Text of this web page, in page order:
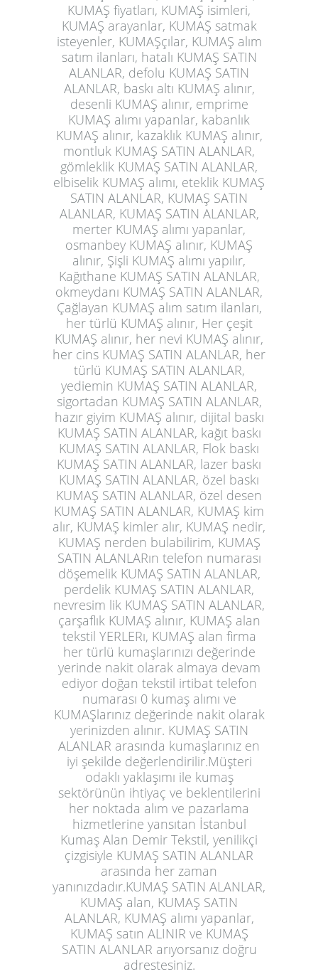
KUMAŞ fiyatları, KUMAŞ isimleri,
KUMAŞ arayanlar, KUMAŞ satmak
isteyenler, KUMAŞçılar, KUMAŞ alım
satım ilanları, hatalı KUMAŞ SATIN
ALANLAR, defolu KUMAŞ SATIN
ALANLAR, baskı altı KUMAŞ alınır,
desenli KUMAŞ alınır, emprime
KUMAŞ alımı yapanlar, kabanlık
KUMAŞ alınır, kazaklık KUMAŞ alınır,
montluk KUMAŞ SATIN ALANLAR,
gömleklik KUMAŞ SATIN ALANLAR,
elbiselik KUMAŞ alımı, eteklik KUMAŞ
SATIN ALANLAR, KUMAŞ SATIN
ALANLAR, KUMAŞ SATIN ALANLAR,
merter KUMAŞ alımı yapanlar,
osmanbey KUMAŞ alınır, KUMAŞ
alınır, Şişli KUMAŞ alımı yapılır,
Kağıthane KUMAŞ SATIN ALANLAR,
okmeydanı KUMAŞ SATIN ALANLAR,
Çağlayan KUMAŞ alım satım ilanları,
her türlü KUMAŞ alınır, Her çeşit
KUMAŞ alınır, her nevi KUMAŞ alınır,
her cins KUMAŞ SATIN ALANLAR, her
türlü KUMAŞ SATIN ALANLAR,
yediemin KUMAŞ SATIN ALANLAR,
sigortadan KUMAŞ SATIN ALANLAR,
hazır giyim KUMAŞ alınır, dijital baskı
KUMAŞ SATIN ALANLAR, kağıt baskı
KUMAŞ SATIN ALANLAR, Flok baskı
KUMAŞ SATIN ALANLAR, lazer baskı
KUMAŞ SATIN ALANLAR, özel baskı
KUMAŞ SATIN ALANLAR, özel desen
KUMAŞ SATIN ALANLAR, KUMAŞ kim
alır, KUMAŞ kimler alır, KUMAŞ nedir,
KUMAŞ nerden bulabilirim, KUMAŞ
SATIN ALANLARın telefon numarası
döşemelik KUMAŞ SATIN ALANLAR,
perdelik KUMAŞ SATIN ALANLAR,
nevresim lik KUMAŞ SATIN ALANLAR,
çarşaflık KUMAŞ alınır, KUMAŞ alan
tekstil YERLERı, KUMAŞ alan firma
her türlü kumaşlarınızı değerinde
yerinde nakit olarak almaya devam
ediyor doğan tekstil irtibat telefon
numarası 0 kumaş alımı ve
KUMAŞlarınız değerinde nakit olarak
yerinizden alınır. KUMAŞ SATIN
ALANLAR arasında kumaşlarınız en
iyi şekilde değerlendirilir.Müşteri
odaklı yaklaşımı ile kumaş
sektörünün ihtiyaç ve beklentilerini
her noktada alım ve pazarlama
hizmetlerine yansıtan İstanbul
Kumaş Alan Demir Tekstil, yenilikçi
çizgisiyle KUMAŞ SATIN ALANLAR
arasında her zaman
yanınızdadır.KUMAŞ SATIN ALANLAR,
KUMAŞ alan, KUMAŞ SATIN
ALANLAR, KUMAŞ alımı yapanlar,
KUMAŞ satın ALINIR ve KUMAŞ
SATIN ALANLAR arıyorsanız doğru
adrestesiniz.